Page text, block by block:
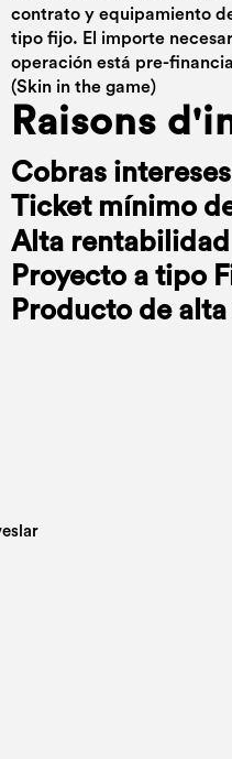
contrato y equipamiento
tipo fijo. El importe
operación está pre-
(Skin in the game)
Raisons
Cobras
Ticket mínimo
Alta rentabilidad
Proyecto a tipo
Producto de